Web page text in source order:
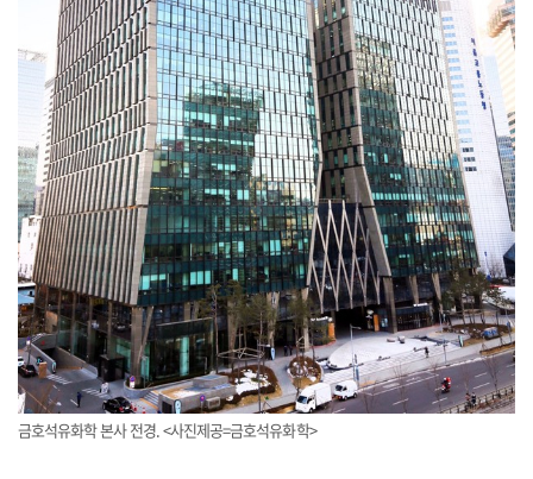
금호석유화학 본사 전경. <사진제공=금호석유화학>